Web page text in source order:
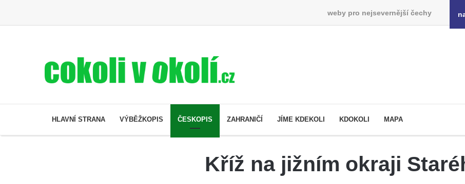
weby pro nejsevernější čechy
HLAVNÍ STRANA VÝBĚŽKOPIS ČESKOPIS ZAHRANIČÍ JÍME KDEKOLI KDOKOLI MAPA
Kříž na jižním okraji